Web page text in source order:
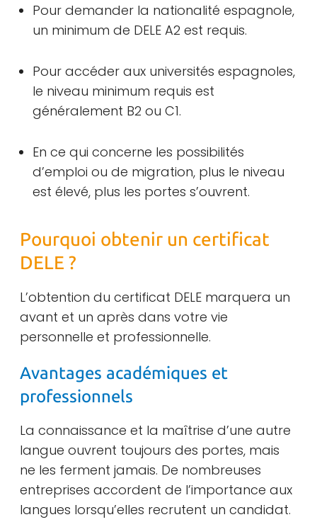
Pour demander la nationalité espagnole,
un minimum de DELE A2 est requis.
Pour accéder aux universités espagnoles,
le niveau minimum requis est
généralement B2 ou C1.
En ce qui concerne les possibilités
d’emploi ou de migration, plus le niveau
est élevé, plus les portes s’ouvrent.
Pourquoi obtenir un certificat
DELE ?
L’obtention du certificat DELE marquera un
avant et un après dans votre vie
personnelle et professionnelle.
Avantages académiques et
professionnels
La connaissance et la maîtrise d’une autre
langue ouvrent toujours des portes, mais
ne les ferment jamais. De nombreuses
entreprises accordent de l’importance aux
langues lorsqu’elles recrutent un candidat.